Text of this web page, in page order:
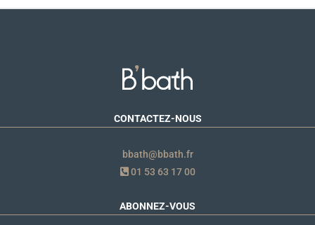
CONTACTEZ-NOUS
bbath@bbath.fr
01 53 63 17 00
ABONNEZ-VOUS